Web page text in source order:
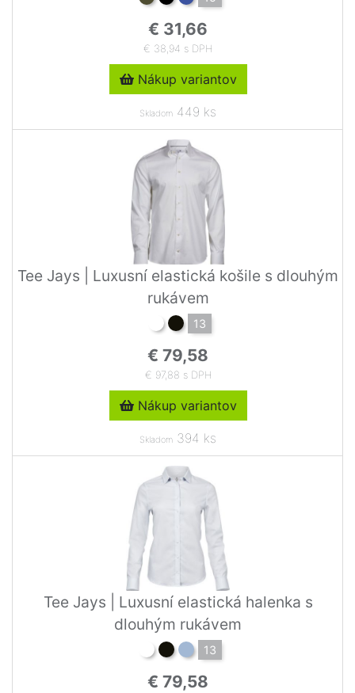
€ 31,66
€ 38,94 s DPH
Nákup variantov
Skladom 449 ks
Tee Jays | Luxusní elastická košile s dlouhým
rukávem
13
€ 79,58
€ 97,88 s DPH
Nákup variantov
Skladom 394 ks
Tee Jays | Luxusní elastická halenka s
dlouhým rukávem
13
€ 79,58